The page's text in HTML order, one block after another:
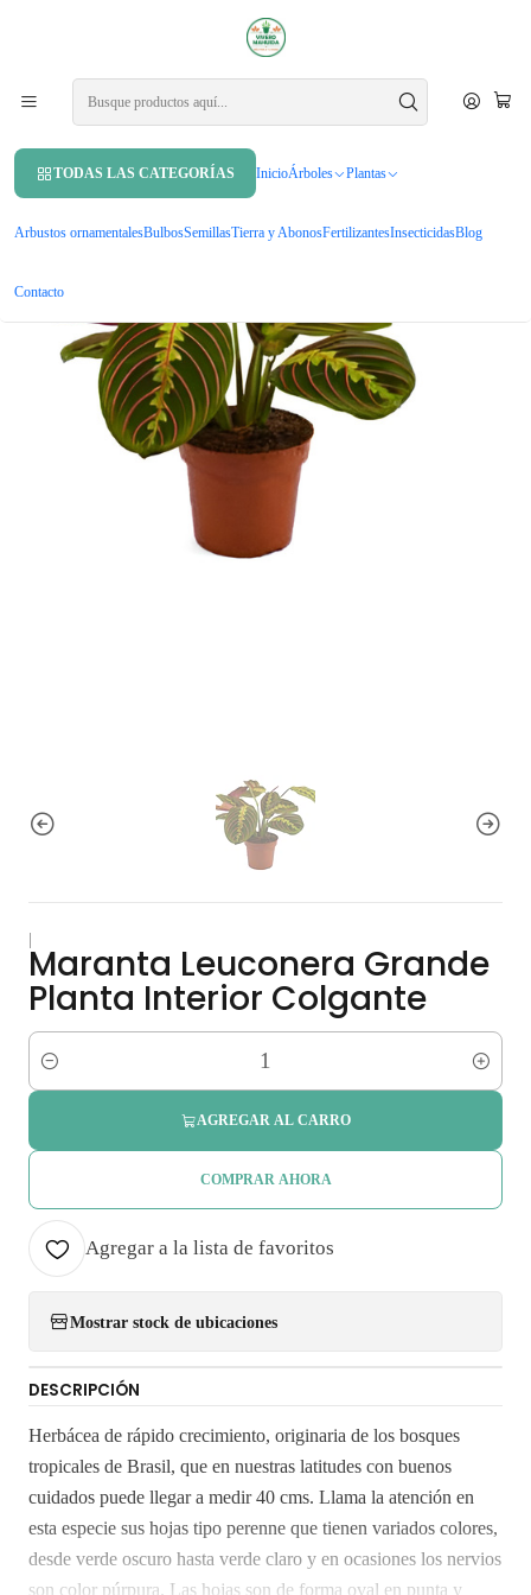
TODAS LAS CATEGORÍAS InicioÁrboles Plantas
Arbustos ornamentalesBulbosSemillasTierra y AbonosFertilizantesInsecticidasBlog
Contacto
APROVECHA UN 10% DE DCTO. EN TU PRIMERA COMPRA USANDO
Inicio Plantas
Maranta Leuconera Grande Planta Interior Colgante
Maranta Leuconera Grande
Planta Interior Colgante
Cantidad
AGREGAR AL CARRO
COMPRAR AHORA
Agregar a la lista de favoritos
Mostrar stock de ubicaciones
DESCRIPCIÓN
Herbácea de rápido crecimiento, originaria de los bosques
tropicales de Brasil, que en nuestras latitudes con buenos
cuidados puede llegar a medir 40 cms. Llama la atención en
esta especie sus hojas tipo perenne que tienen variados colores,
desde verde oscuro hasta verde claro y en ocasiones los nervios
son color púrpura. Las hojas son de forma oval en punta y